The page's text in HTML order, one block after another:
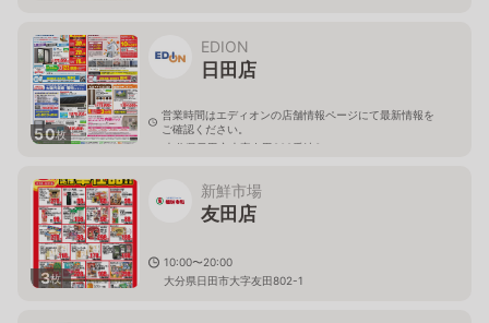
50枚
EDION
日田店
営業時間はエディオンの店舗情報ページにて最新情報を
ご確認ください。
大分県日田市大字友田802番地3
3枚
新鮮市場
友田店
10:00〜20:00
大分県日田市大字友田802-1